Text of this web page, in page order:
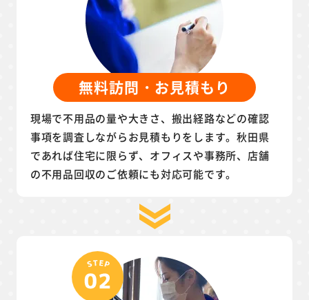
無料訪問・お見積もり
現場で不用品の量や大きさ、搬出経路などの確認
事項を調査しながらお見積もりをします。秋田県
であれば住宅に限らず、オフィスや事務所、店舗
の不用品回収のご依頼にも対応可能です。